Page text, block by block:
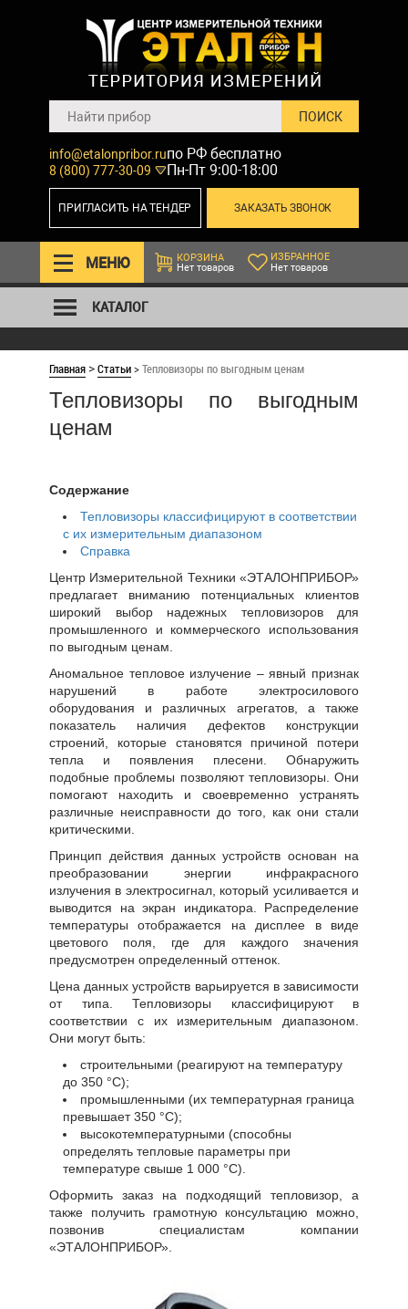
info@etalonpribor.ru
8 (800) 777-30-09
по РФ бесплатно
Пн-Пт 9:00-18:00
ЗАКАЗАТЬ ЗВОНОК
ПРИГЛАСИТЬ НА ТЕНДЕР
МЕНЮ
КОРЗИНА
Нет товаров
ИЗБРАННОЕ
Нет товаров
КАТАЛОГ
Главная >Статьи>Тепловизоры по выгодным ценам
Тепловизоры по выгодным
ценам
Содержание
Тепловизоры классифицируют в соответствии
с их измерительным диапазоном
Справка
Центр Измерительной Техники «ЭТАЛОНПРИБОР»
предлагает вниманию потенциальных клиентов
широкий выбор надежных тепловизоров для
промышленного и коммерческого использования
по выгодным ценам.
Аномальное тепловое излучение – явный признак
нарушений в работе электросилового
оборудования и различных агрегатов, а также
показатель наличия дефектов конструкции
строений, которые становятся причиной потери
тепла и появления плесени. Обнаружить
подобные проблемы позволяют тепловизоры. Они
помогают находить и своевременно устранять
различные неисправности до того, как они стали
критическими.
Принцип действия данных устройств основан на
преобразовании энергии инфракрасного
излучения в электросигнал, который усиливается и
выводится на экран индикатора. Распределение
температуры отображается на дисплее в виде
цветового поля, где для каждого значения
предусмотрен определенный оттенок.
Цена данных устройств варьируется в зависимости
от типа. Тепловизоры классифицируют в
соответствии с их измерительным диапазоном.
Они могут быть:
строительными (реагируют на температуру
до 350 °C);
промышленными (их температурная граница
превышает 350 °C);
высокотемпературными (способны
определять тепловые параметры при
температуре свыше 1 000 °C).
Оформить заказ на подходящий тепловизор, а
также получить грамотную консультацию можно,
позвонив специалистам компании
«ЭТАЛОНПРИБОР».